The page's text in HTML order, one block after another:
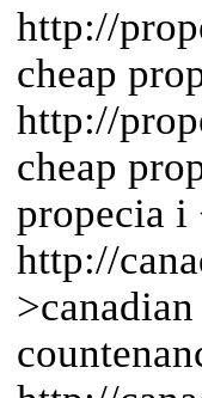
http://
cheap
http://
cheap
propecia i
http://